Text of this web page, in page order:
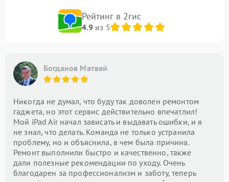
Рейтинг в 2гис
4.9из 5
Богданов Матвей
Никогда не думал, что буду так доволен ремонтом
гаджета, но этот сервис действительно впечатлил!
Мой iPad Air начал зависать и выдавать ошибки, и я
не знал, что делать. Команда не только устранила
проблему, но и объяснила, в чем была причина.
Ремонт выполнили быстро и качественно, также
дали полезные рекомендации по уходу. Очень
благодарен за профессионализм и заботу, теперь